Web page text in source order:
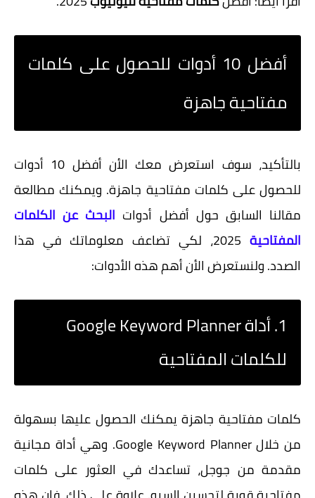
أفضل 10 أدوات للحصول على كلمات
مفتاحية جاهزة
بالتأكيد، سوف استعرض معك الأن أفضل 10 أدوات
للحصول على كلمات مفتاحية جاهزة. ويمكنك مطالعة
مقالنا السابق حول أفضل أدوات البحث عن الكلمات
المفتاحية
2025، لكي تضاعف معلوماتك في هذا
الصدد. ولنستعرض الأن أهم هذه الأدوات:
1. أداة Google Keyword Planner
للكلمات المفتاحية
كلمات مفتاحية جاهزةيمكنك الحصول عليها بسهولة
من خلال Google Keyword Planner. وهي أداة مجانية
مقدمة من جوجل، تساعدك في العثور على كلمات